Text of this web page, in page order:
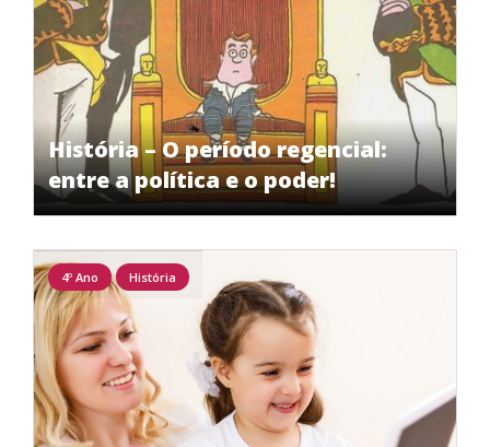
História – O período regencial:
entre a política e o poder!
4º Ano História